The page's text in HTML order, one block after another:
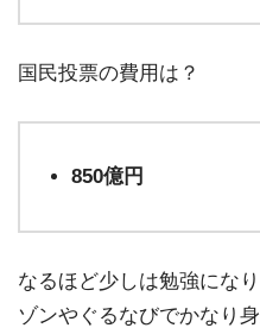
国民投票の費用は？
850億円
なるほど少しは勉強にな
ゾンやぐるなびでかなり